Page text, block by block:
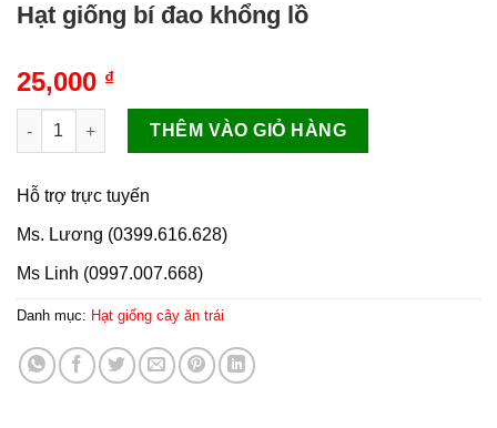
Hạt giống bí đao khổng lồ
25,000 ₫
Hạt giống bí đao khổng lồ số lượng
THÊM VÀO GIỎ HÀNG
Hỗ trợ trực tuyến
Ms. Lương (0399.616.628)
Ms Linh (0997.007.668)
Danh mục: Hạt giống cây ăn trái